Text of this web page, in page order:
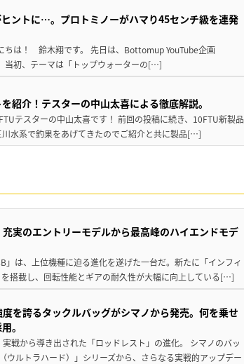
ヒントに…。プロトミノーがハマり45センチ級を連発
ちは！ 鈴木翔です。 先日は、Bottomup YouTube企画
当初、テーマは「トップウォーターの[…]
紹介！テスターの中山太喜による徹底解説。
テスターの中山太喜です！ 前回の投稿に続き、10FTU新製品
水系で釣果をあげてきたのでご紹介と共に製品[…]
実のエントリーモデルから最高峰のハイエンドモデ
は、上位機種に迫る進化を遂げた一台だ。新たに「インフィ
搭載し、回転性能とギアの耐久性が大幅に向上している[…]
を誇るタックルバッグがシマノから発売。何を乗せ
。
戦から導き出された「ロッドレスト」の進化。 シマノのバッ
ウルトラハード）」シリーズから、さらなる実戦的アップデー